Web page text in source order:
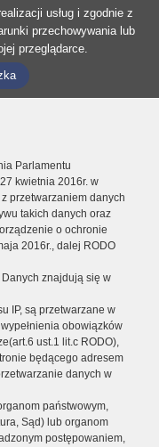
usług i zgodnie z
przechowywania lub
przeglądarce.
Parlamentu
kwietnia 2016r. w
przetwarzaniem danych
takich danych oraz
o ochronie
2016r., dalej RODO
znajdują się w
IP, są przetwarzane w
obowiązków
ust.1 lit.c RODO),
będącego adresem
danych w
państwowym,
Sąd) lub organom
postępowaniem,